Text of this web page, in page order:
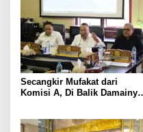
Secangkir Mufakat dari
Komisi A, Di Balik Damainya